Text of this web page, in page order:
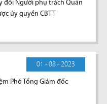
đổi Người phụ trách Quản
ủy quyền CBTT
01 - 08 - 2023
Phó Tổng Giám đốc